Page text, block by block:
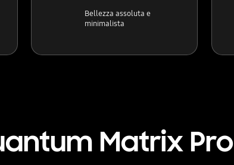
Bellezza assoluta e
minimalista
Matrix Pro